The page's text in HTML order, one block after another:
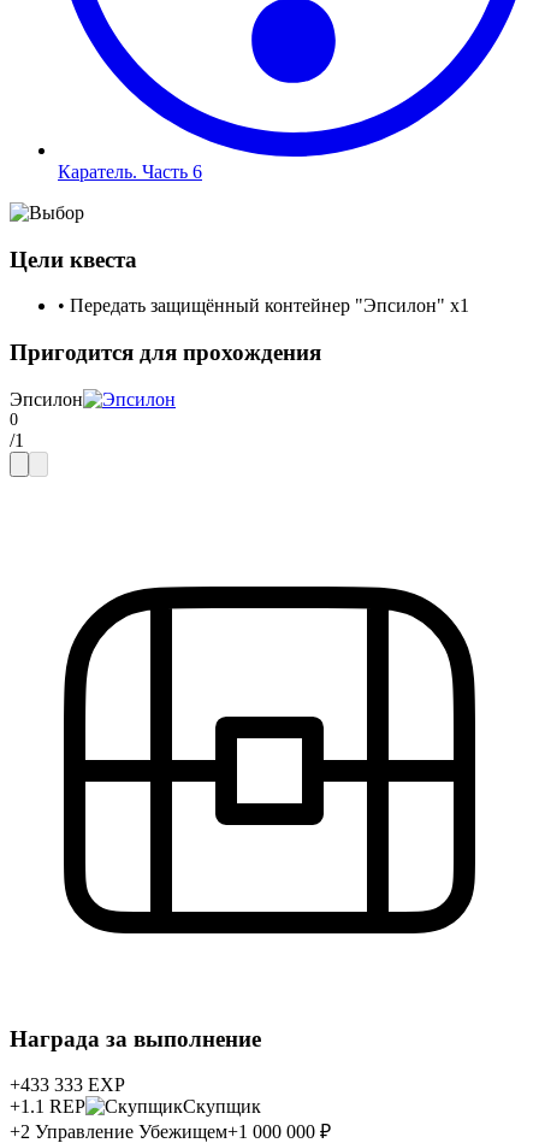
Каратель. Часть 6
Цели квеста
• Передать защищённый контейнер "Эпсилон" x1
Пригодится для прохождения
Эпсилон
/1
Награда за выполнение
+433 333 EXP
+1.1 REP
Скупщик
+2 Управление Убежищем+1 000 000 ₽